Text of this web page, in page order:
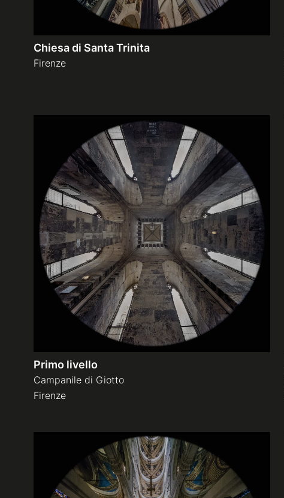
Chiesa di Santa Trinita
Firenze
Primo livello
Campanile di Giotto
Firenze